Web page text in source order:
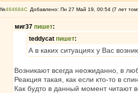
№484684 Добавлено: Пн 27 Май 19, 00:54 (7 лет
миг37 пишет:
teddycat пишет:
А в каких ситуациях у Вас
Возникают всегда неожиданно, в
Реакция такая, как если кто-то в
Как будто в данный момент читают